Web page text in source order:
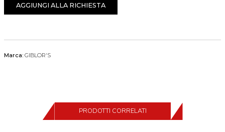
AGGIUNGI ALLA RICHIESTA
Marca: GIBLOR'S
PRODOTTI CORRELATI